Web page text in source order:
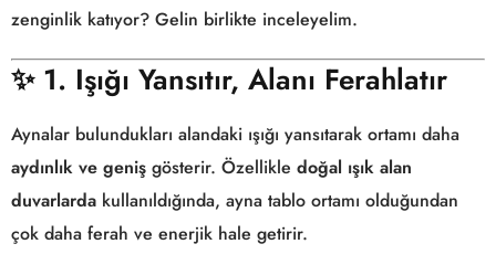
zenginlik katıyor? Gelin birlikte inceleyelim.
✨ 1. Işığı Yansıtır, Alanı Ferahlatır
Aynalar bulundukları alandaki ışığı yansıtarak ortamı daha
aydınlık ve geniş gösterir. Özellikle doğal ışık alan
duvarlarda kullanıldığında, ayna tablo ortamı olduğundan
çok daha ferah ve enerjik hale getirir.